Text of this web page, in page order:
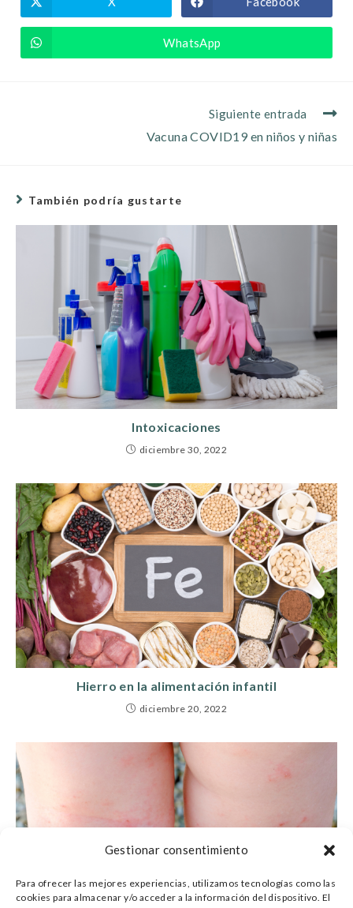
Gestionar consentimiento
Para ofrecer las mejores experiencias, utilizamos tecnologías como las
cookies para almacenar y/o acceder a la información del dispositivo. El
WhatsApp
Siguiente entrada
Vacuna COVID19 en niños y niñas
También podría gustarte
Intoxicaciones
diciembre 30, 2022
Hierro en la alimentación infantil
diciembre 20, 2022